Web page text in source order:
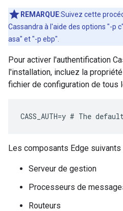
REMARQUE:Suivez cette
Cassandra à l'aide des options "-p
asa" et "-p ebp".
Pour activer l'authentification
l'installation, incluez la propriété
fichier de configuration de tous
CASS_AUTH=y # The
Les composants Edge suivants
Serveur de gestion
Processeurs de
Routeurs